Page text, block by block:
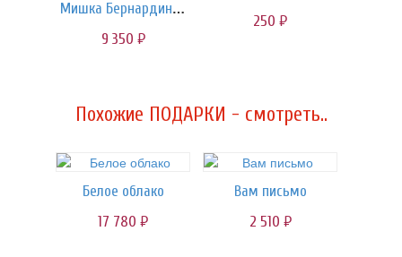
Мишка Бернардино | 130 см
9 350 руб.
250 руб.
Похожие ПОДАРКИ - смотреть..
Белое облако
17 780 руб.
Вам письмо
2 510 руб.